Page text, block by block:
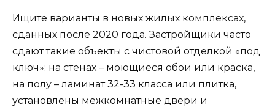
Ищите варианты в новых жилых комплексах,
сданных после 2020 года. Застройщики часто
сдают такие объекты с чистовой отделкой «под
ключ»: на стенах – моющиеся обои или краска,
на полу – ламинат 32-33 класса или плитка,
установлены межкомнатные двери и